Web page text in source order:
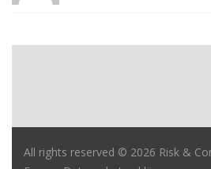
All rights reserved © 2026 Risk &